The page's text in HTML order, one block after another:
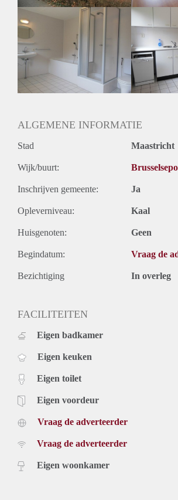
Oplevering
Kaal
ALGEMENE INFORMATIE
Stad Maastricht
Wijk/buurt:
Inschrijven gemeente: Ja
Opleverniveau: Kaal
Huisgenoten: Geen
Begindatum: Vraag de
Bezichtiging In overleg
FACILITEITEN
Eigen badkamer
Eigen keuken
Eigen toilet
Eigen voordeur
Vraag de adverteerder
Vraag de adverteerder
Eigen woonkamer